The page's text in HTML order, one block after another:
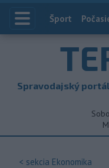
Index
Šport
Spravodajský
< sekcia Ekonomika